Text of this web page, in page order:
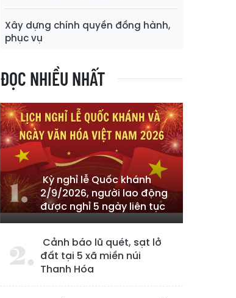
Xây dựng chính quyền đồng hành,
phục vụ
ĐỌC NHIỀU NHẤT
Kỳ nghỉ lễ Quốc khánh
2/9/2026, người lao động
được nghỉ 5 ngày liên tục
Cảnh báo lũ quét, sạt lở
đất tại 5 xã miền núi
Thanh Hóa